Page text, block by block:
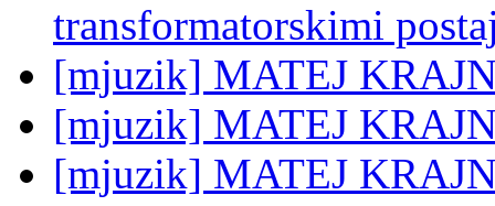
transformatorskimi
[mjuzik] MATEJ
[mjuzik] MATEJ
[mjuzik] MATEJ